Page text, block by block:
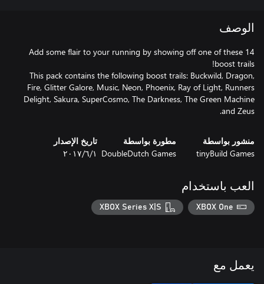
الوصف
Add some flair to your running by showing off one of these 14
This pack contains the following boost trails: Buckwild, Dragon,
Fire, Glitter Galore, Music, Neon, Phoenix, Ray of Light, Runners
Delight, Sakura, SuperCosmo, The Darkness, The Green Machine
and Zeus.
منشور بواسطة
tinyBuild Games
مطورة بواسطة
DoubleDutch Games
تاريخ الإصدار
١‏/٦‏/٢٠١٧
العب باستخدام
XBOX One
XBOX Series X|S
يعمل مع